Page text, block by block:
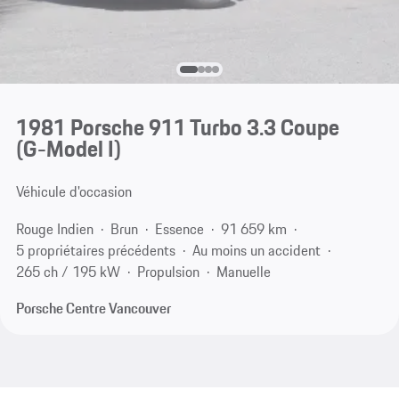
1981 Porsche 911 Turbo 3.3 Coupe
(G-Model I)
Véhicule d'occasion
Rouge Indien
Brun Essence
91 659 km
5 propriétaires précédents
Au moins un accident
265 ch / 195 kW
Propulsion
Manuelle
Porsche Centre Vancouver